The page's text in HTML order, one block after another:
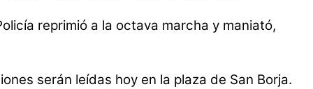
reprimió a la octava marcha y maniató,
serán leídas hoy en la plaza de San Borja.